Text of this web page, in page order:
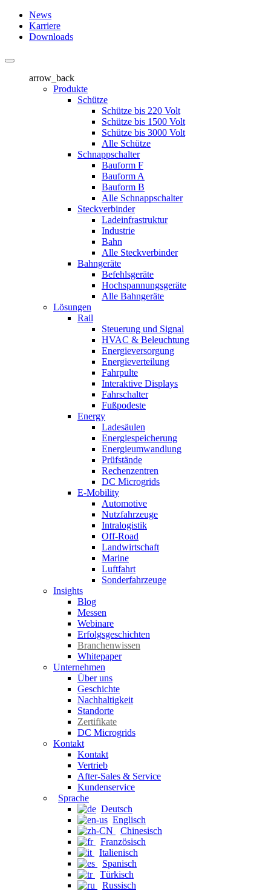
News
Karriere
Downloads
arrow_back
Produkte
Schütze
Schütze bis 220 Volt
Schütze bis 1500 Volt
Schütze bis 3000 Volt
Alle Schütze
Schnappschalter
Bauform F
Bauform A
Bauform B
Alle Schnappschalter
Steckverbinder
Ladeinfrastruktur
Industrie
Bahn
Alle Steckverbinder
Bahngeräte
Befehlsgeräte
Hochspannungsgeräte
Alle Bahngeräte
Lösungen
Rail
Steuerung und Signal
HVAC & Beleuchtung
Energieversorgung
Energieverteilung
Fahrpulte
Interaktive Displays
Fahrschalter
Fußpodeste
Energy
Ladesäulen
Energiespeicherung
Energieumwandlung
Prüfstände
Rechenzentren
DC Microgrids
E-Mobility
Automotive
Nutzfahrzeuge
Intralogistik
Off-Road
Landwirtschaft
Marine
Luftfahrt
Sonderfahrzeuge
Insights
Blog
Messen
Webinare
Erfolgsgeschichten
Branchenwissen
Whitepaper
Unternehmen
Über uns
Geschichte
Nachhaltigkeit
Standorte
Zertifikate
DC Microgrids
Kontakt
Kontakt
Vertrieb
After-Sales & Service
Kundenservice
Sprache
Deutsch
Englisch
Chinesisch
Französisch
Italienisch
Spanisch
Türkisch
Russisch